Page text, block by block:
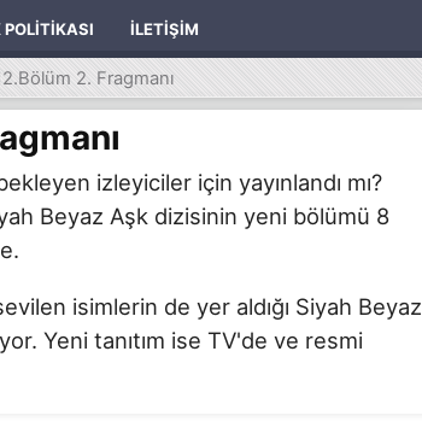
POLITIKASI İLETIŞIM
2. Fragmanı
izleyiciler için yayınlandı mı?
Beyaz Aşk dizisinin yeni bölümü 8
isimlerin de yer aldığı Siyah Beyaz
Yeni tanıtım ise TV'de ve resmi